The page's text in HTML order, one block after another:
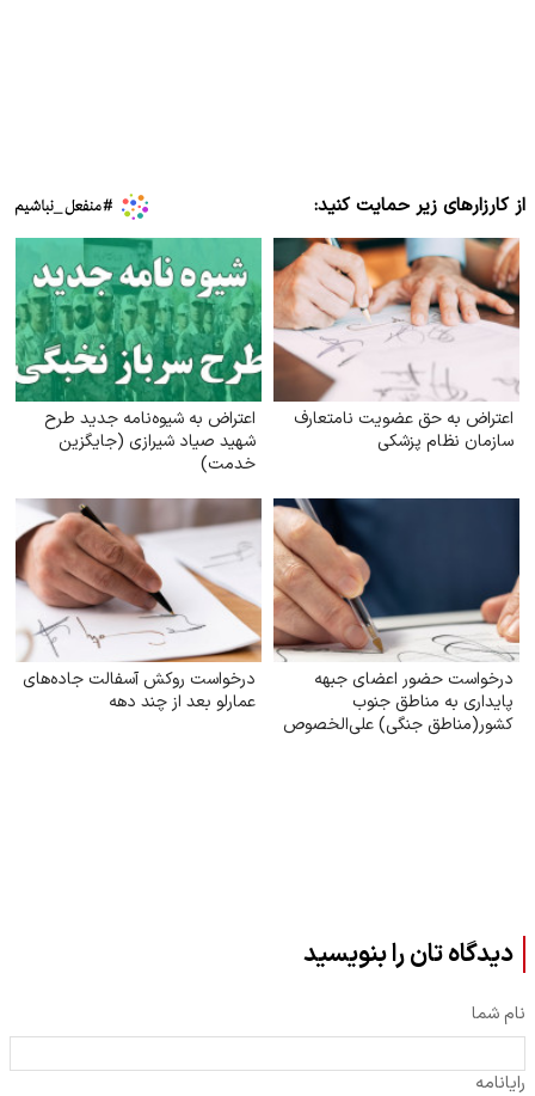
از کارزارهای زیر حمایت کنید:
اعتراض به حق عضویت نامتعارف
سازمان نظام پزشکی
اعتراض به شیوه‌نامه جدید طرح
شهید صیاد شیرازی (جایگزین
خدمت)
درخواست حضور اعضای جبهه
پایداری به مناطق جنوب
کشور(مناطق جنگی) علی‌الخصوص
درخواست روکش آسفالت جاده‌های
عمارلو بعد از چند دهه
دیدگاه تان را بنویسید
نام شما
رایانامه